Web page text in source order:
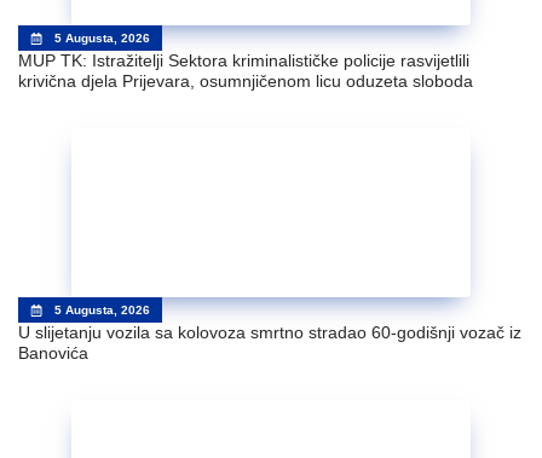
5 Augusta, 2026
MUP TK: Istražitelji Sektora kriminalističke policije rasvijetlili
krivična djela Prijevara, osumnjičenom licu oduzeta sloboda
5 Augusta, 2026
U slijetanju vozila sa kolovoza smrtno stradao 60-godišnji vozač iz
Banovića